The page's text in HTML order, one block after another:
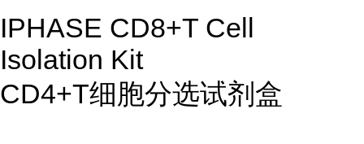
IPHASE CD8+T Cell
Isolation Kit
CD4+T细胞分选试剂盒